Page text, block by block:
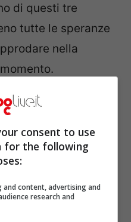
di questi tre
tutte le speranze
nella
consent to use
for the following
and content, advertising and
research and